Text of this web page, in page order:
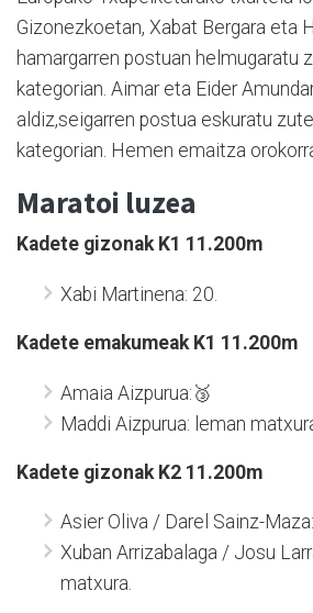
Gizonezkoetan, Xabat Bergara eta
hamargarren postuan helmugaratu
kategorian. Aimar eta Eider
aldiz,seigarren postua eskuratu
kategorian. Hemen emaitza
Maratoi luzea
Kadete gizonak K1 11.200m
Xabi Martinena: 20.
Kadete emakumeak K1 11.200m
Amaia Aizpurua:🥉
Maddi Aizpurua: leman
Kadete gizonak K2 11.200m
Asier Oliva / Darel Sainz-
Xuban Arrizabalaga / Josu
matxura.